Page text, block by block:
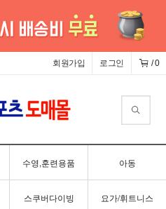
/0
로그인
회원가입
수영,훈련용품 아동
스쿠버다이빙 요가/휘트니스